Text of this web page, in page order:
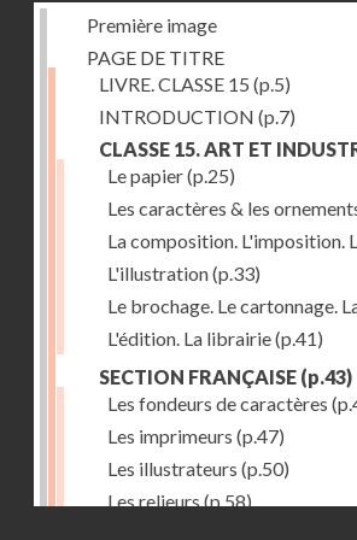
Première image
PAGE DE TITRE
LIVRE. CLASSE 15 (p.5)
INTRODUCTION (p.7)
CLASSE 15. ART ET
Le papier(p.25)
Les caractères & les
La composition. L'imposition.
L'illustration(p.33)
Le brochage. Le cartonnage.
L'édition. La librairie(p.41)
SECTION FRANÇAISE (p.43)
Les fondeurs de caractères
Les imprimeurs (p.47)
Les illustrateurs (p.50)
Les relieurs (p.58)